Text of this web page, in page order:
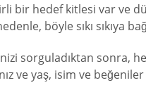
hedef kitlesi var ve
böyle sıkı sıkıya
sorguladıktan sonra,
ve yaş, isim ve